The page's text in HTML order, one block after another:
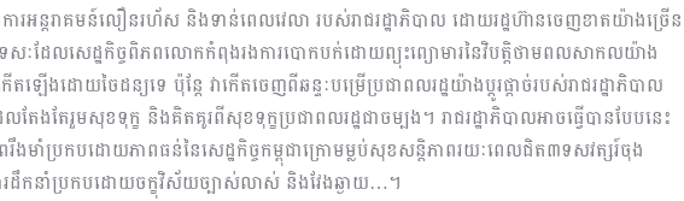
រអន្តរាគមន៍លឿនរហ័ស និងទាន់ពេលវេលា របស់រាជរដ្ឋាភិបាល ដោយរដ្ឋហ៊ានចេញខាតយ៉ាងច្រើន
េសៈដែលសេដ្ឋកិច្ចពិភពលោកកំពុងរងការបោកបក់ដោយព្យុះព្យោមារនៃវិបត្តិថាមពលសាកលយ៉ាង
ើតឡើងដោយចៃដន្យទេ ប៉ុន្តែ វាកើតចេញពីឆន្ទៈបម្រើប្រជាពលរដ្ឋយ៉ាងប្តូរផ្តាច់របស់រាជរដ្ឋាភិបាល
តែងតែរួមសុខទុក្ខ និងគិតគូរពីសុខទុក្ខប្រជាពលរដ្ឋជាចម្បង។ រាជរដ្ឋាភិបាលអាចធ្វើបានបែបនេះ
រឹងមាំប្រកបដោយភាពធន់នៃសេដ្ឋកិច្ចកម្ពុជាក្រោមម្លប់សុខសន្តិភាពរយៈពេលជិត៣ទសវត្សរ៍ចុង
កនាំប្រកបដោយចក្ខុវិស័យច្បាស់លាស់ និងវែងឆ្ងាយ…។